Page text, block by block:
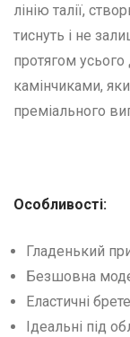
лінію талії,
тиснуть і не
протягом
камінчиками,
преміального
Особливості:
Гладенький
Безшовна
Еластичні
Ідеальні під